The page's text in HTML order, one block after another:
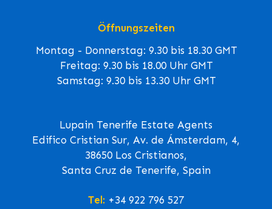
Öffnungszeiten
Montag - Donnerstag: 9.30 bis 18.30 GMT
Freitag: 9.30 bis 18.00 Uhr GMT
Samstag: 9.30 bis 13.30 Uhr GMT
Lupain Tenerife Estate Agents
Edifico Cristian Sur, Av. de Ámsterdam, 4,
38650 Los Cristianos,
Santa Cruz de Tenerife, Spain
Tel: +34 922 796 527